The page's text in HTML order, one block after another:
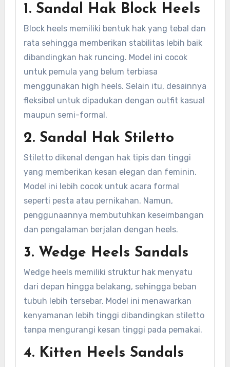
1. Sandal Hak Block Heels
Block heels memiliki bentuk hak yang tebal dan
rata sehingga memberikan stabilitas lebih baik
dibandingkan hak runcing. Model ini cocok
untuk pemula yang belum terbiasa
menggunakan high heels. Selain itu, desainnya
fleksibel untuk dipadukan dengan outfit kasual
maupun semi-formal.
2. Sandal Hak Stiletto
Stiletto dikenal dengan hak tipis dan tinggi
yang memberikan kesan elegan dan feminin.
Model ini lebih cocok untuk acara formal
seperti pesta atau pernikahan. Namun,
penggunaannya membutuhkan keseimbangan
dan pengalaman berjalan dengan heels.
3. Wedge Heels Sandals
Wedge heels memiliki struktur hak menyatu
dari depan hingga belakang, sehingga beban
tubuh lebih tersebar. Model ini menawarkan
kenyamanan lebih tinggi dibandingkan stiletto
tanpa mengurangi kesan tinggi pada pemakai.
4. Kitten Heels Sandals